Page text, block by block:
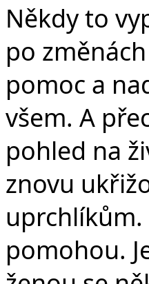
Někdy to
po
pomoc a
všem. A
pohled na
znovu
pomohou.